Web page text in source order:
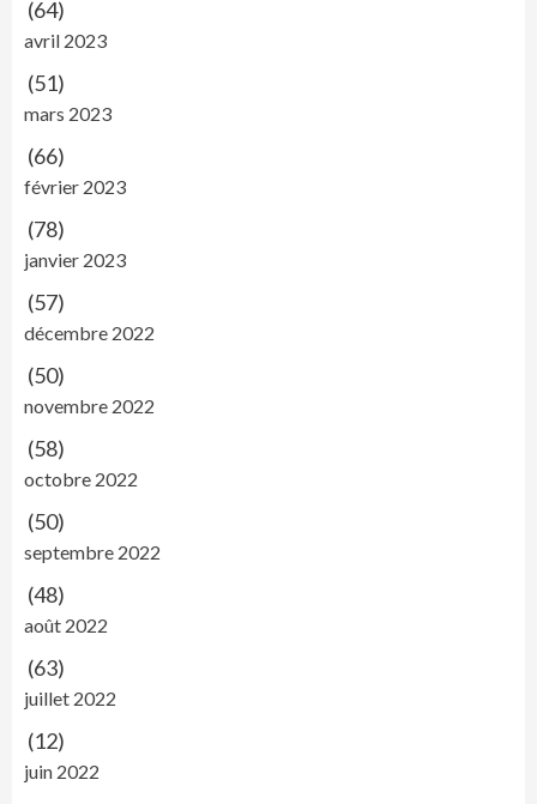
(64)
avril 2023
(51)
mars 2023
(66)
février 2023
(78)
janvier 2023
(57)
décembre 2022
(50)
novembre 2022
(58)
octobre 2022
(50)
septembre 2022
(48)
août 2022
(63)
juillet 2022
(12)
juin 2022